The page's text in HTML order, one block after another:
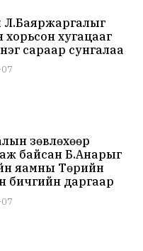
Л.Баяржаргалыг
хорьсон хугацааг
сараар сунгалаа
зөвлөхөөр
байсан Б.Анарыг
яамны Төрийн
бичгийн даргаар